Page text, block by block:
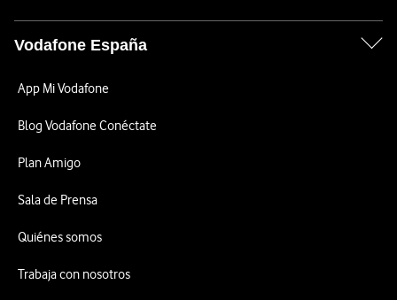
Vodafone España
App Mi Vodafone
Blog Vodafone Conéctate
Plan Amigo
Sala de Prensa
Quiénes somos
Trabaja con nosotros